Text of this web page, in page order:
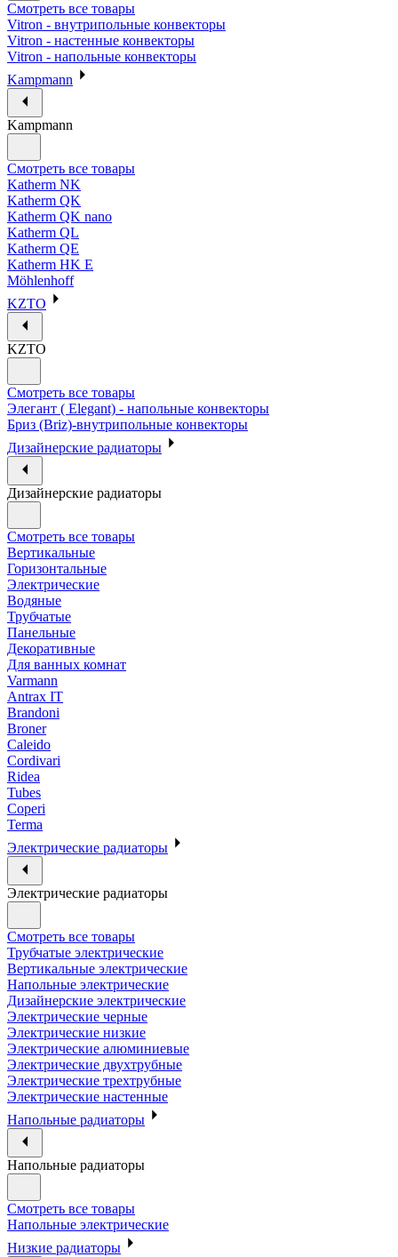
Смотреть все товары
Vitron - внутрипольные конвекторы
Vitron - настенные конвекторы
Vitron - напольные конвекторы
Kampmann
Kampmann
Смотреть все товары
Katherm NK
Katherm QK
Katherm QK nano
Katherm QL
Katherm QE
Katherm HK E
Möhlenhoff
KZTO
KZTO
Смотреть все товары
Элегант ( Elegant) - напольные конвекторы
Бриз (Briz)-внутрипольные конвекторы
Дизайнерские радиаторы
Дизайнерские радиаторы
Смотреть все товары
Вертикальные
Горизонтальные
Электрические
Водяные
Трубчатые
Панельные
Декоративные
Для ванных комнат
Varmann
Antrax IT
Brandoni
Broner
Caleido
Cordivari
Ridea
Tubes
Coperi
Terma
Электрические радиаторы
Электрические радиаторы
Смотреть все товары
Трубчатые электрические
Вертикальные электрические
Напольные электрические
Дизайнерские электрические
Электрические черные
Электрические низкие
Электрические алюминиевые
Электрические двухтрубные
Электрические трехтрубные
Электрические настенные
Напольные радиаторы
Напольные радиаторы
Смотреть все товары
Напольные электрические
Низкие радиаторы